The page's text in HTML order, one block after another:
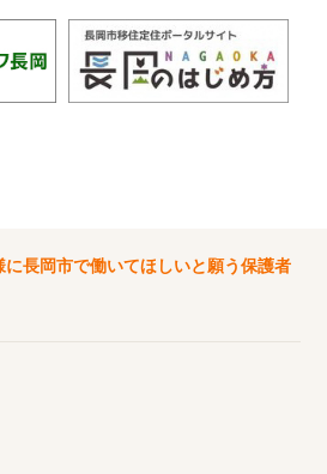
長岡市で働いてほしいと願う保護者